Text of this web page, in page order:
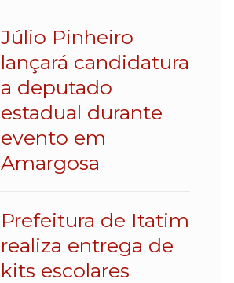
Júlio Pinheiro
lançará candidatura
a deputado
estadual durante
evento em
Amargosa
Prefeitura de Itatim
realiza entrega de
kits escolares